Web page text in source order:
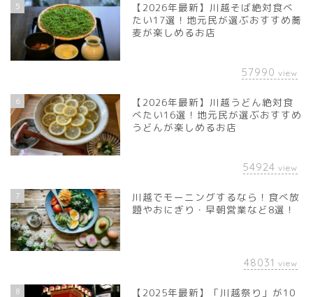
5
【2026年最新】川越そば絶対食べ
たい17選！地元民が選ぶおすすめ蕎
麦が楽しめるお店
57990 view
6
【2026年最新】川越うどん絶対食
べたい16選！地元民が選ぶおすすめ
うどんが楽しめるお店
54924 view
7
川越でモーニングするなら！食べ放
題やおにぎり・早朝営業など8選！
48031 view
8
【2025年最新】「川越祭り」が10